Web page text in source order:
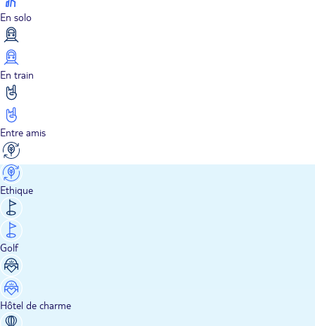
En solo
En train
Entre amis
Ethique
Golf
Hôtel de charme